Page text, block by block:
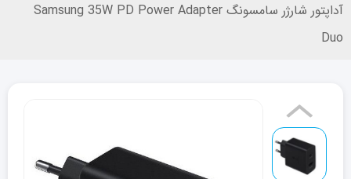
آداپتور شارژر سامسونگ Samsung 35W PD Power Adapter
Duo